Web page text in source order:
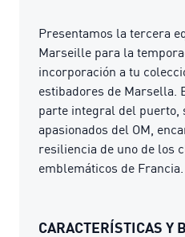
Presentamos la tercera
Marseille para la
incorporación a tu
estibadores de Marsella.
parte integral del puerto,
apasionados del OM,
resiliencia de uno de los
emblemáticos de Francia.
CARACTERÍSTICAS Y